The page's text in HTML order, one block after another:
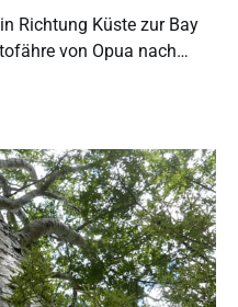
Richtung Küste zur Bay
von Opua nach